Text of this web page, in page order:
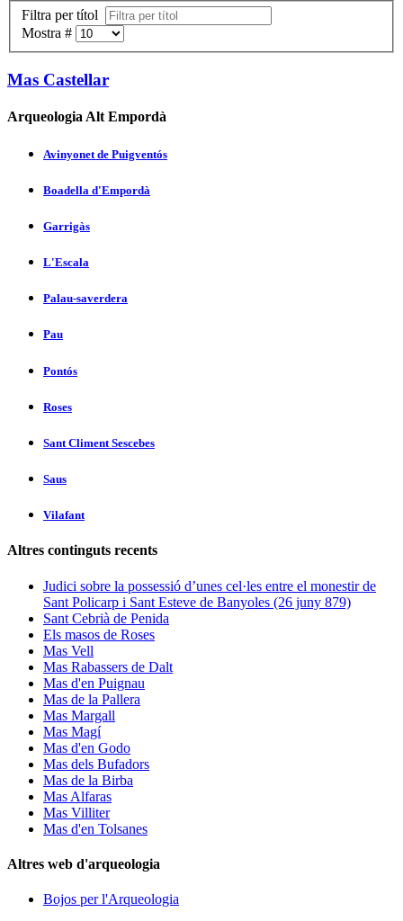
Filtra per títol
Mostra #
Mas Castellar
Arqueologia Alt Empordà
Avinyonet de Puigventós
Boadella d'Empordà
Garrigàs
L'Escala
Palau-saverdera
Pau
Pontós
Roses
Sant Climent Sescebes
Saus
Vilafant
Altres continguts recents
Judici sobre la possessió d’unes cel·les entre el monestir de
Sant Policarp i Sant Esteve de Banyoles (26 juny 879)
Sant Cebrià de Penida
Els masos de Roses
Mas Vell
Mas Rabassers de Dalt
Mas d'en Puignau
Mas de la Pallera
Mas Margall
Mas Magí
Mas d'en Godo
Mas dels Bufadors
Mas de la Birba
Mas Alfaras
Mas Villiter
Mas d'en Tolsanes
Altres web d'arqueologia
Bojos per l'Arqueologia